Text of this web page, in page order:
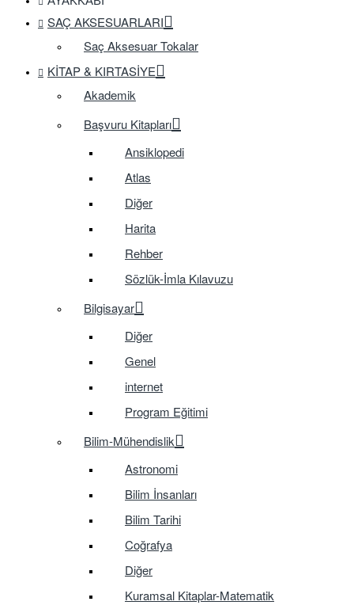
SAÇ AKSESUARLARI
Saç Aksesuar Tokalar
KITAP & KIRTASIYE
Akademik
Başvuru Kitapları
Ansiklopedi
Atlas
Diğer
Harita
Rehber
Sözlük-İmla Kılavuzu
Bilgisayar
Diğer
Genel
internet
Program Eğitimi
Bilim-Mühendislik
Astronomi
Bilim İnsanları
Bilim Tarihi
Coğrafya
Diğer
Kuramsal Kitaplar-Matematik